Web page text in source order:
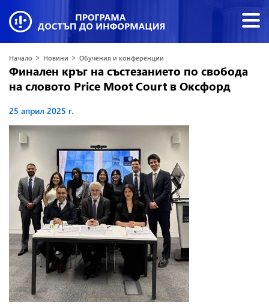
Начало > Новини > Обучения и конференции
Финален кръг на състезанието по свобода
на словото Price Moot Court в Оксфорд
25 април 2025 г.